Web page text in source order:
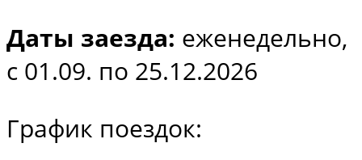
Даты заезда: еженедельно,
с 01.09. по 25.12.2026
График поездок: